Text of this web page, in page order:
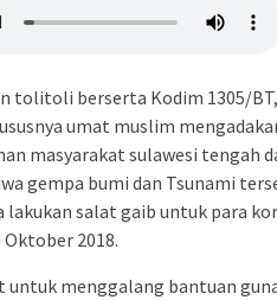
tolitoli berserta Kodim 1305/
umat muslim
masyarakat sulawesi tengah
gempa bumi dan Tsunami
salat gaib untuk para
2018.
untuk menggalang bantuan
tangan, #jaga-jarak, #jaga-